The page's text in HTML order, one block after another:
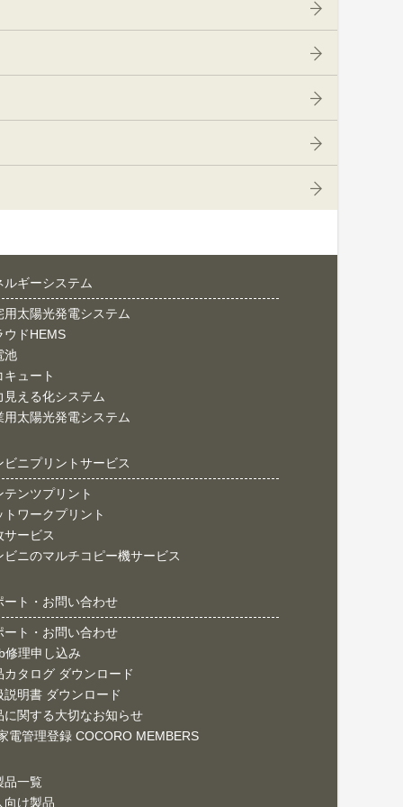
ルギーシステム
用太陽光発電システム
ウドHEMS
池
キュート
見える化システム
用太陽光発電システム
ビニプリントサービス
テンツプリント
トワークプリント
サービス
ビニのマルチコピー機サービス
ート・お問い合わせ
ート・お問い合わせ
修理申し込み
カタログ ダウンロード
説明書 ダウンロード
に関する大切なお知らせ
電管理登録 COCORO MEMBERS
品一覧
向け製品